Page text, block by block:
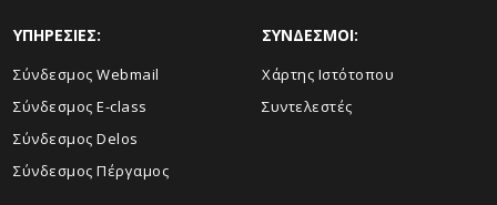
ΥΠΗΡΕΣΙΕΣ:
Σύνδεσμος Webmail
Σύνδεσμος E-class
Σύνδεσμος Delos
Σύνδεσμος Πέργαμος
ΣΥΝΔΕΣΜΟΙ:
Χάρτης Ιστότοπου
Συντελεστές